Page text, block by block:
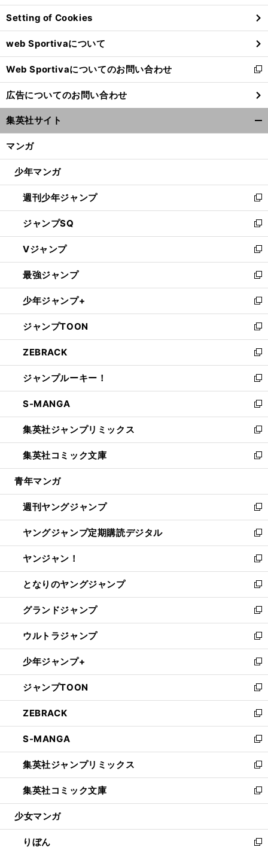
ン
ド
ウ
で
開
く
Setting of Cookies
web Sportivaについて
Web Sportivaについてのお問い合わせ
新
し
い
ウ
ィ
ン
ウ
開
く
広告についてのお問い合わせ
集英社サイト
マンガ
少年マンガ
週刊少年ジャンプ
新
し
い
ウ
ィ
ン
ド
ウ
で
開
く
ジャンプSQ
新
し
い
ウ
ィ
ン
ド
ウ
で
開
く
Vジャンプ
新
し
い
ウ
ィ
ン
ド
ウ
で
開
く
最強ジャンプ
新
し
い
ウ
ィ
ン
ド
ウ
で
開
く
少年ジャンプ+
新
し
い
ウ
ィ
ン
ド
ウ
で
開
く
ジャンプTOON
新
し
い
ウ
ィ
ン
ド
ウ
で
開
く
ZEBRACK
新
し
い
ウ
ィ
ン
ド
ウ
で
開
ジャンプルーキー！
新
し
い
ウ
ィ
ン
ド
ウ
開
く
S-MANGA
新
し
い
ウ
ィ
ン
ウ
で
開
く
集英社ジャンプリミックス
新
し
い
ウ
ン
ド
ウ
で
開
く
集英社コミック文庫
新
し
ウ
ィ
ン
ド
ウ
で
開
く
青年マンガ
週刊ヤングジャンプ
新
し
い
ウ
ィ
ン
ド
ウ
で
開
く
ヤングジャンプ定期購読デジタル
新
し
い
ウ
ィ
ン
ド
ウ
で
開
く
ヤンジャン！
新
し
い
ウ
ィ
ン
ド
ウ
で
開
く
となりのヤングジャンプ
新
し
い
ウ
ィ
ン
ド
ウ
で
開
く
グランドジャンプ
新
し
い
ウ
ィ
ン
ド
ウ
で
開
く
ウルトラジャンプ
新
し
い
ウ
ィ
ン
ド
ウ
で
開
く
少年ジャンプ+
新
し
い
ウ
ィ
ン
ド
ウ
で
開
く
ジャンプTOON
新
し
い
ウ
ィ
ン
ド
ウ
で
開
ZEBRACK
新
し
い
ウ
ィ
ン
ド
ウ
開
く
S-MANGA
新
し
い
ウ
ィ
ン
ウ
で
集英社ジャンプリミックス
新
し
い
ウ
ン
ド
集英社コミック文庫
新
し
ウ
ィ
少女マンガ
りぼん
新